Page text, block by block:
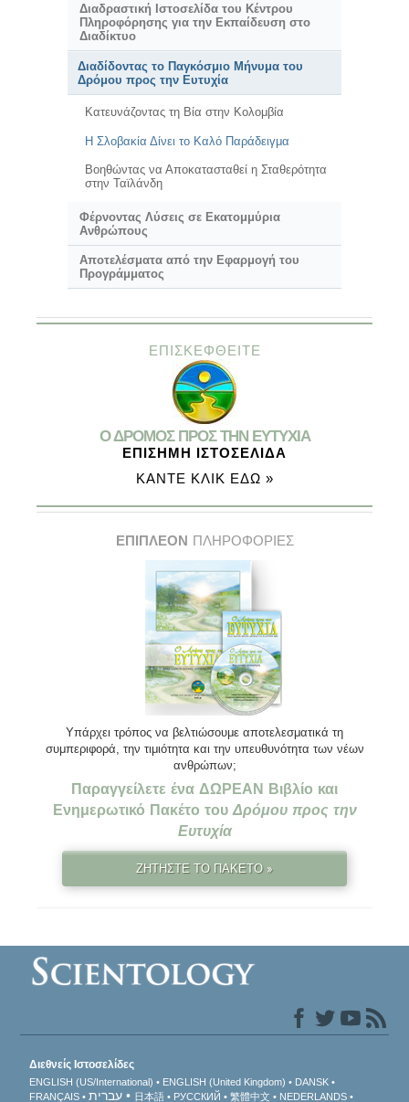
Διαδραστική Ιστοσελίδα του Κέντρου
Πληροφόρησης για την Εκπαίδευση στο
Διαδίκτυο
Διαδίδοντας το Παγκόσμιο Μήνυμα του
Δρόμου προς την Ευτυχία
Κατευνάζοντας τη Βία στην Κολομβία
Η Σλοβακία Δίνει το Καλό Παράδειγμα
Βοηθώντας να Αποκατασταθεί η Σταθερότητα
στην Ταϊλάνδη
Φέρνοντας Λύσεις σε Εκατομμύρια
Ανθρώπους
Αποτελέσματα από την Εφαρμογή του
Προγράμματος
ΕΠΙΣΚΕΦΘΕΙΤΕ
Ο ΔΡΟΜΟΣ ΠΡΟΣ ΤΗΝ ΕΥΤΥΧΙΑ
ΕΠΙΣΗΜΗ ΙΣΤΟΣΕΛΙΔΑ
ΚΑΝΤΕ ΚΛΙΚ ΕΔΩ »
ΕΠΙΠΛΕΟΝ ΠΛΗΡΟΦΟΡΙΕΣ
Υπάρχει τρόπος να βελτιώσουμε αποτελεσματικά τη
συμπεριφορά, την τιμιότητα και την υπευθυνότητα των νέων
ανθρώπων;
Παραγγείλετε ένα ΔΩΡΕΑΝ Βιβλίο και
Ενημερωτικό Πακέτο τουΔρόμου προς την
Ευτυχία
ΖΗΤΗΣΤΕ ΤΟ ΠΑΚΕΤΟ »
Διεθνείς Ιστοσελίδες
ENGLISH (US/International) ENGLISH (United Kingdom)
DANSK
FRANÇAIS
עברית 日本語 РУССКИЙ 繁體中文 NEDERLANDS